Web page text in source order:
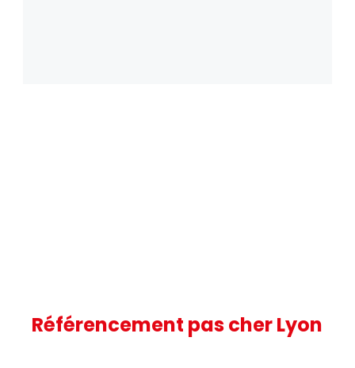
Référencement pas cher Lyon